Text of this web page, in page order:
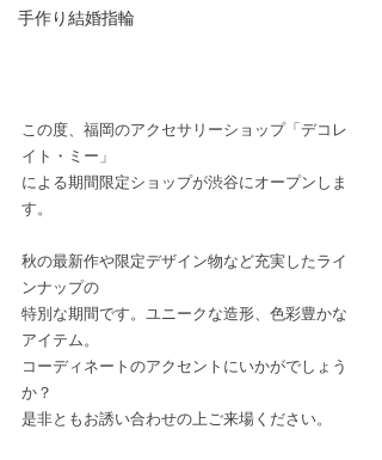
手作り結婚指輪
この度、福岡のアクセサリーショップ「デコレ
イト・ミー」
による期間限定ショップが渋谷にオープンしま
す。
秋の最新作や限定デザイン物など充実したライ
ンナップの
特別な期間です。ユニークな造形、色彩豊かな
アイテム。
コーディネートのアクセントにいかがでしょう
か？
是非ともお誘い合わせの上ご来場ください。